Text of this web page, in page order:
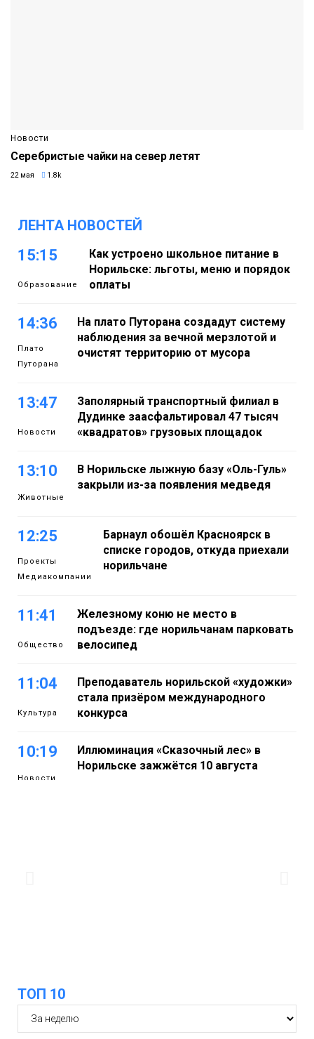
Новости
Серебристые чайки на север летят
22 мая 1.8k
ЛЕНТА НОВОСТЕЙ
15:15
Образование
Как устроено школьное питание в
Норильске: льготы, меню и порядок
оплаты
14:36
Плато
Путорана
На плато Путорана создадут систему
наблюдения за вечной мерзлотой и
очистят территорию от мусора
13:47
Новости
Заполярный транспортный филиал в
Дудинке заасфальтировал 47 тысяч
«квадратов» грузовых площадок
13:10
Животные
В Норильске лыжную базу «Оль-Гуль»
закрыли из-за появления медведя
12:25
Проекты
Медиакомпании
Барнаул обошёл Красноярск в
списке городов, откуда приехали
норильчане
11:41
Общество
Железному коню не место в
подъезде: где норильчанам парковать
велосипед
11:04
Культура
Преподаватель норильской «художки»
стала призёром международного
конкурса
10:19
Новости
Иллюминация «Сказочный лес» в
Норильске зажжётся 10 августа
ТОП 10